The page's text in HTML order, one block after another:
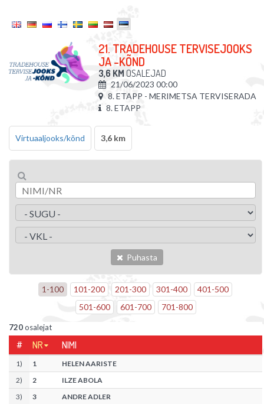
21. TRADEHOUSE TERVISEJOOKS
JA -KÕND
3,6 KM OSALEJAD
21/06/2023 00:00
8. ETAPP - MERIMETSA TERVISERADA
8. ETAPP
Virtuaaljooks/kõnd 3,6 km
Puhasta
1-100 101-200 201-300 301-400 401-500
501-600 601-700 701-800
720osalejat
# NR NIMI
1) 1
HELEN AARISTE
2) 2
ILZE ABOLA
3) 3
ANDRE ADLER